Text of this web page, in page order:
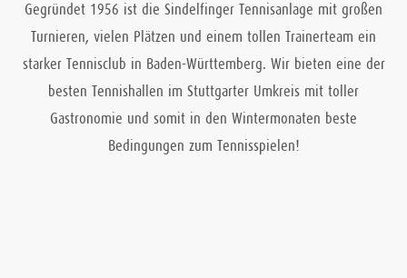
Gegründet 1956 ist die Sindelfinger Tennisanlage mit großen
Turnieren, vielen Plätzen und einem tollen Trainerteam ein
starker Tennisclub in Baden-Württemberg. Wir bieten eine der
besten Tennishallen im Stuttgarter Umkreis mit toller
Gastronomie und somit in den Wintermonaten beste
Bedingungen zum Tennisspielen!